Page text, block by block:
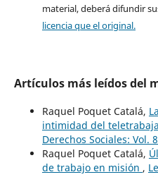
material, deberá difundir
licencia que el original.
Artículos más leídos del
Raquel Poquet Catalá,
intimidad del
Derechos Sociales: Vol.
Raquel Poquet Catalá,
de trabajo en misión ,